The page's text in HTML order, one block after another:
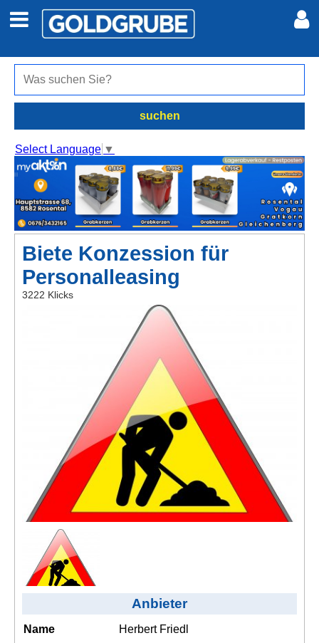
Auto + Motor
Jobs
Marktplatz
Erotik
Auktionen
jetzt inserieren
AGB, Nutzungsbedingungen
Meine Inserate
Anmelden
suchen
Select Language ▼
Biete Konzession für
Personalleasing
3222 Klicks
Anbieter
Name Herbert Friedl